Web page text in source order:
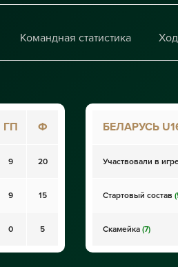
Командная статистика
ГП Ф
9 20
9 15
0 5
БЕЛАРУСЬ
Участвовали в
Стартовый состав
Скамейка (7)